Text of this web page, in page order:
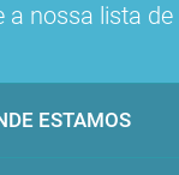
a nossa lista de
ESTAMOS